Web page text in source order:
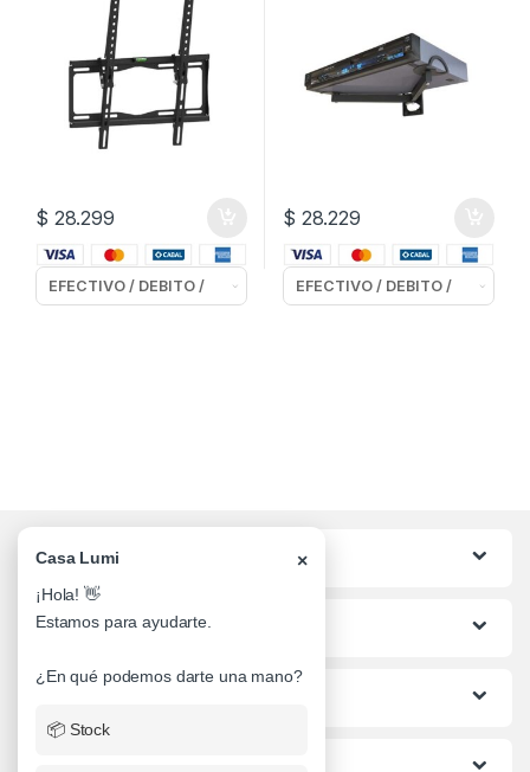
$ 28.299 $ 28.229
Categorias
Lo mas buscado
Casa Lumi ×
¡Hola! 👋
Estamos para ayudarte.
¿En qué podemos darte una mano?
📦 Stock